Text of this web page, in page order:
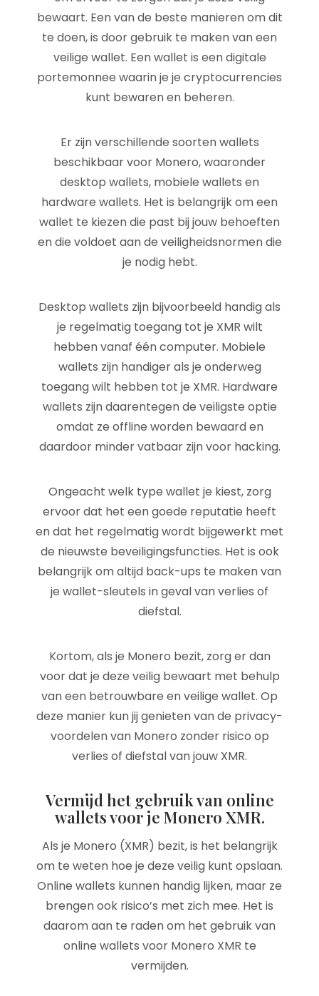
bewaart. Een van de beste manieren om dit
te doen, is door gebruik te maken van een
veilige wallet. Een wallet is een digitale
portemonnee waarin je je cryptocurrencies
kunt bewaren en beheren.
Er zijn verschillende soorten wallets
beschikbaar voor Monero, waaronder
desktop wallets, mobiele wallets en
hardware wallets. Het is belangrijk om een
wallet te kiezen die past bij jouw behoeften
en die voldoet aan de veiligheidsnormen die
je nodig hebt.
Desktop wallets zijn bijvoorbeeld handig als
je regelmatig toegang tot je XMR wilt
hebben vanaf één computer. Mobiele
wallets zijn handiger als je onderweg
toegang wilt hebben tot je XMR. Hardware
wallets zijn daarentegen de veiligste optie
omdat ze offline worden bewaard en
daardoor minder vatbaar zijn voor hacking.
Ongeacht welk type wallet je kiest, zorg
ervoor dat het een goede reputatie heeft
en dat het regelmatig wordt bijgewerkt met
de nieuwste beveiligingsfuncties. Het is ook
belangrijk om altijd back-ups te maken van
je wallet-sleutels in geval van verlies of
diefstal.
Kortom, als je Monero bezit, zorg er dan
voor dat je deze veilig bewaart met behulp
van een betrouwbare en veilige wallet. Op
deze manier kun jij genieten van de privacy-
voordelen van Monero zonder risico op
verlies of diefstal van jouw XMR.
Vermijd het gebruik van online
wallets voor je Monero XMR.
Als je Monero (XMR) bezit, is het belangrijk
om te weten hoe je deze veilig kunt opslaan.
Online wallets kunnen handig lijken, maar ze
brengen ook risico’s met zich mee. Het is
daarom aan te raden om het gebruik van
online wallets voor Monero XMR te
vermijden.